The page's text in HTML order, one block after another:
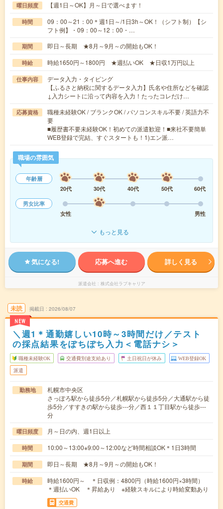
曜日頻度 【週1日～OK】月～日で選べます！
時間
09：00～21：00＊週1日～/1日3h～OK！（シフト制）【シ
フト例】・09：00～12：00・…
期間 即日～長期 ★8月～9月～の開始もOK！
時給 時給1650円～1800円 ★週払いOK ★日収1万円以上
仕事内容
データ入力・タイピング
【ふるさと納税に関するデータ入力】氏名や住所などを確認
↓入力シートに沿って内容を入力！たったコレだけ…
応募資格
職種未経験OK / ブランクOK / パソコンスキル不要 / 英語力不
要
■履歴書不要未経験OK！初めての派遣歓迎！■来社不要簡単
WEB登録で完結、すぐスタートも！1)エン派…
職場の雰囲気
年齢層
20代
30代 40代 50代
60代
男女比率
女性
男性
もっと見る
気になる! 応募へ進む 詳しく見る
派遣会社 株式会社ラブキャリア
未読
NEW
掲載日 2026/08/07
＼週1＊通勤嬉しい10時～3時間だけ／テスト
の採点結果をぽちぽち入力＜電話ナシ＞
職種未経験OK 交通費別途支給あり 土日祝日が休み WEB登録OK
派遣
勤務地
札幌市中央区
さっぽろ駅から徒歩5分／札幌駅から徒歩5分／大通駅から徒
歩5分／すすきの駅から徒歩---分／西１１丁目駅から徒歩---
分
曜日頻度 月～日の内、週1日以上
時間 10:00～13:00※9:00～12:00など時間相談OK＊1日3時間
期間 即日～長期 ★8月～9月～の開始もOK！
時給
時給1600円～ ＊日収例：4800円（時給1600円×3時間）
＊週払いOK ＊昇給あり ※経験スキルにより時給変動あり
交通費